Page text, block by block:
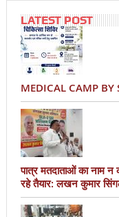
LATEST POST
MEDICAL CAMP BY
पात्र मतदाताओं का नाम न
रहे तैयार: लखन कुमार